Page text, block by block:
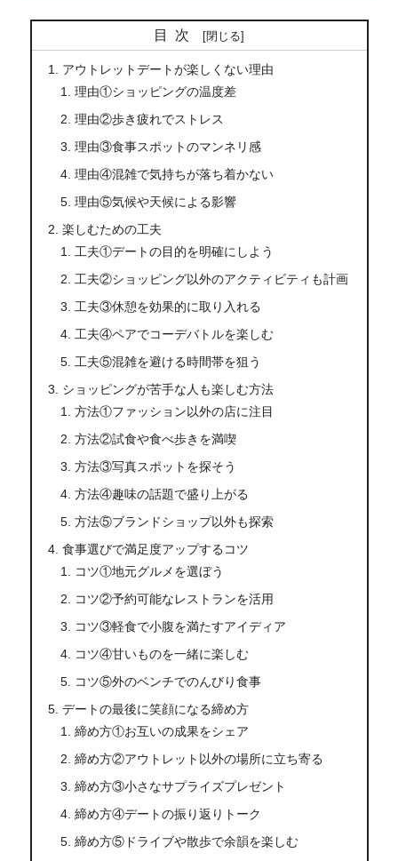
目次
アウトレットデートが楽しくない理由
理由①ショッピングの温度差
理由②歩き疲れでストレス
理由③食事スポットのマンネリ感
理由④混雑で気持ちが落ち着かない
理由⑤気候や天候による影響
楽しむための工夫
工夫①デートの目的を明確にしよう
工夫②ショッピング以外のアクティビティも計画
工夫③休憩を効果的に取り入れる
工夫④ペアでコーデバトルを楽しむ
工夫⑤混雑を避ける時間帯を狙う
ショッピングが苦手な人も楽しむ方法
方法①ファッション以外の店に注目
方法②試食や食べ歩きを満喫
方法③写真スポットを探そう
方法④趣味の話題で盛り上がる
方法⑤ブランドショップ以外も探索
食事選びで満足度アップするコツ
コツ①地元グルメを選ぼう
コツ②予約可能なレストランを活用
コツ③軽食で小腹を満たすアイディア
コツ④甘いものを一緒に楽しむ
コツ⑤外のベンチでのんびり食事
デートの最後に笑顔になる締め方
締め方①お互いの成果をシェア
締め方②アウトレット以外の場所に立ち寄る
締め方③小さなサプライズプレゼント
締め方④デートの振り返りトーク
締め方⑤ドライブや散歩で余韻を楽しむ